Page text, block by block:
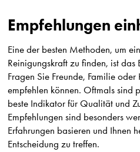
Empfehlungen
Eine der besten Methoden, um
Reinigungskraft zu finden, ist das
Fragen Sie Freunde, Familie
empfehlen können. Oftmals sind
beste Indikator für Qualität und
Empfehlungen sind besonders
Erfahrungen basieren und Ihnen
Entscheidung zu treffen.